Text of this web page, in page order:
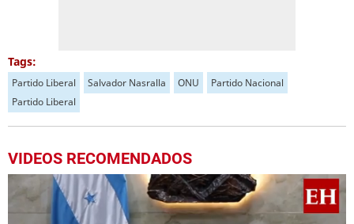
Tags:
Partido Liberal Salvador Nasralla ONU
Partido Nacional
Partido Liberal
VIDEOS RECOMENDADOS